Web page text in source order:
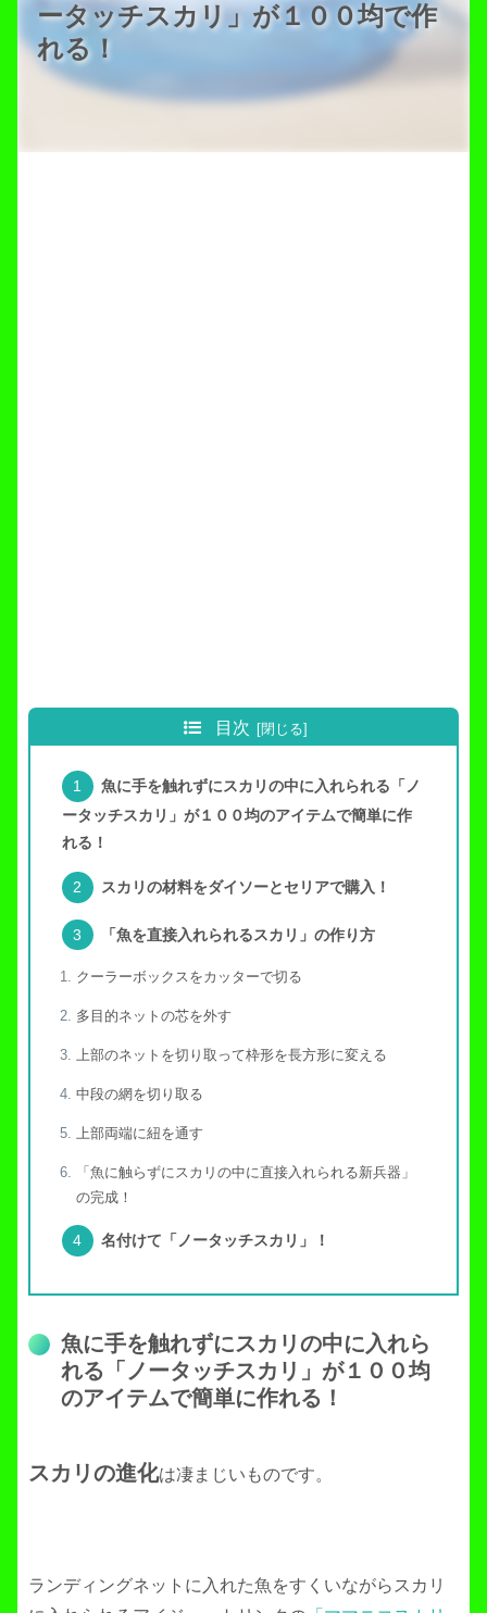
ータッチスカリ」が１００均で作
れる！
目次
魚に手を触れずにスカリの中に入れられる「ノ
ータッチスカリ」が１００均のアイテムで簡単に作
れる！
スカリの材料をダイソーとセリアで購入！
「魚を直接入れられるスカリ」の作り方
クーラーボックスをカッターで切る
多目的ネットの芯を外す
上部のネットを切り取って枠形を長方形に変える
中段の網を切り取る
上部両端に紐を通す
「魚に触らずにスカリの中に直接入れられる新兵器」
の完成！
名付けて「ノータッチスカリ」！
魚に手を触れずにスカリの中に入れら
れる「ノータッチスカリ」が１００均
のアイテムで簡単に作れる！
スカリの進化は凄まじいものです。
ランディングネットに入れた魚をすくいながらスカリ